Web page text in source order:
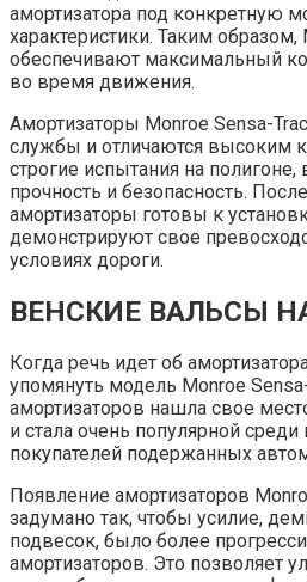
амортизатора под конкретную
характеристики. Таким образом,
обеспечивают максимальный
во время движения.
Амортизаторы Monroe Sensa-
службы и отличаются высоким
строгие испытания на
прочность и безопасность.
амортизаторы готовы к
демонстрируют свое
условиях дороги.
ВЕНСКИЕ ВАЛЬСЫ
Когда речь идет об
упомянуть модель Monroe
амортизаторов нашла свое
и стала очень популярной
покупателей подержанных
Появление амортизаторов
задумано так, чтобы усилие,
подвесок, было более
амортизаторов. Это позволяет